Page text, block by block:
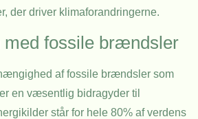
der driver klimaforandringerne.
med fossile brændsler
af fossile brændsler som
en væsentlig bidragyder til
står for hele 80% af verdens